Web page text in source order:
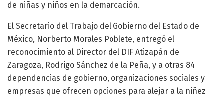
de niñas y niños en la demarcación.
El Secretario del Trabajo del Gobierno del Estado de
México, Norberto Morales Poblete, entregó el
reconocimiento al Director del DIF Atizapán de
Zaragoza, Rodrigo Sánchez de la Peña, y a otras 84
dependencias de gobierno, organizaciones sociales y
empresas que ofrecen opciones para alejar a la niñez